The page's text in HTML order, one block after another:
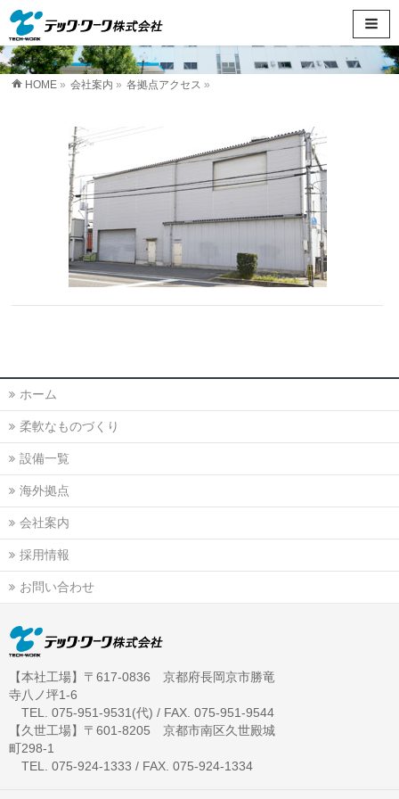
HOME » 会社案内 » 各拠点アクセス »
ホーム
柔軟なものづくり
設備一覧
海外拠点
会社案内
採用情報
お問い合わせ
【本社工場】〒617-0836 京都府長岡京市勝竜
寺八ノ坪1-6
TEL. 075-951-9531(代) / FAX. 075-951-9544
【久世工場】〒601-8205 京都市南区久世殿城
町298-1
TEL. 075-924-1333 / FAX. 075-924-1334